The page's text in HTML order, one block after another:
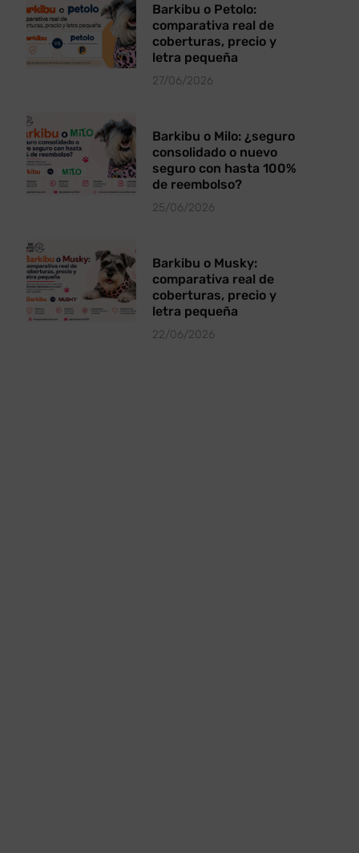
Barkibu o Petolo:
comparativa real de
coberturas, precio y
letra pequeña
27/06/2026
Barkibu o Milo: ¿seguro
consolidado o nuevo
seguro con hasta 100%
de reembolso?
25/06/2026
Barkibu o Musky:
comparativa real de
coberturas, precio y
letra pequeña
22/06/2026